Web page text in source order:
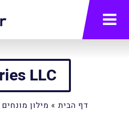
תפריט
LLC
דף הבית » מילון מונחים